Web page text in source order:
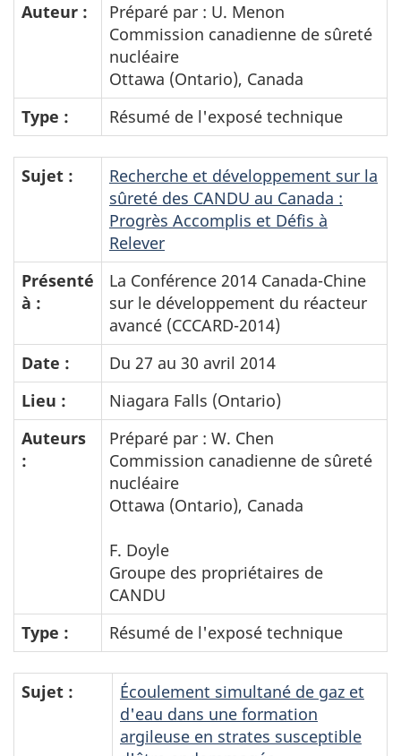
Auteur :
Préparé par : U. Menon
Commission canadienne de sûreté
nucléaire
Ottawa (Ontario), Canada
Type :
Résumé de l'exposé technique
Sujet :
Recherche et développement sur la
sûreté des CANDU au Canada :
Progrès Accomplis et Défis à
Relever
Présenté
à :
La Conférence 2014 Canada-Chine
sur le développement du réacteur
avancé (CCCARD-2014)
Date :
Du 27 au 30 avril 2014
Lieu :
Niagara Falls (Ontario)
Auteurs
:
Préparé par : W. Chen
Commission canadienne de sûreté
nucléaire
Ottawa (Ontario), Canada
F. Doyle
Groupe des propriétaires de
CANDU
Type :
Résumé de l'exposé technique
Sujet :
Écoulement simultané de gaz et
d'eau dans une formation
argileuse en strates susceptible